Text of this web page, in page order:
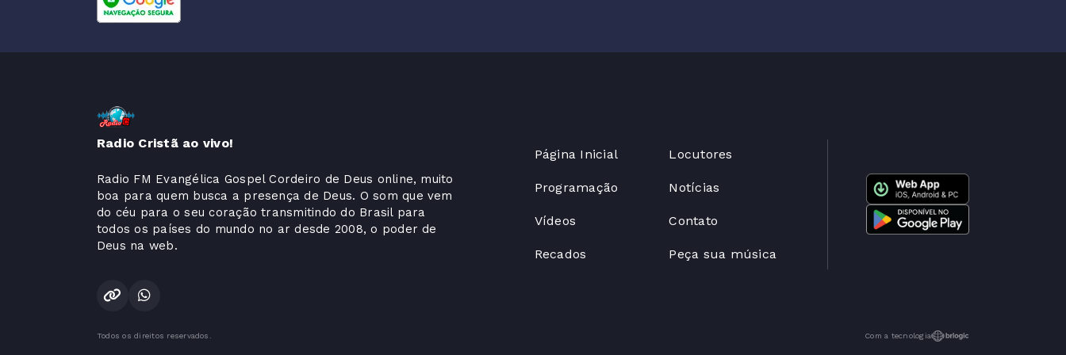
Radio Cristã ao vivo!
Radio FM Evangélica Gospel Cordeiro de Deus online, muito
boa para quem busca a presença de Deus. O som que vem
do céu para o seu coração transmitindo do Brasil para
todos os países do mundo no ar desde 2008, o poder de
Deus na web.
Página Inicial
Programação
Vídeos
Recados
Locutores
Notícias
Contato
Peça sua música
Todos os direitos reservados. Com a tecnologia